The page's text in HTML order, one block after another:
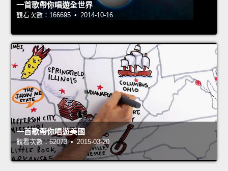
一首歌帶你唱遊全世界
觀看次數：166695 • 2014-10-16
一首歌帶你唱遊美國
觀看次數：62073 • 2015-03-20